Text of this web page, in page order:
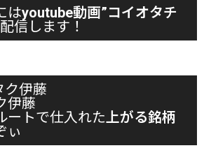
はyoutube動画”コイオタチ
信します！
伊藤
ートで仕入れた上がる銘柄
ぃ